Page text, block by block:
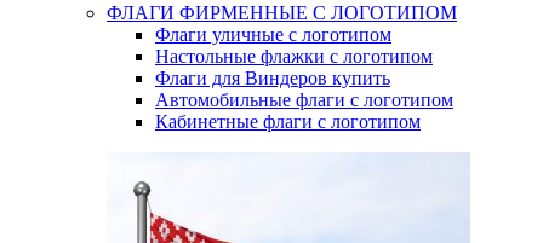
ФЛАГИ ФИРМЕННЫЕ С ЛОГОТИПОМ
Флаги уличные с логотипом
Настольные флажки с логотипом
Флаги для Виндеров купить
Автомобильные флаги с логотипом
Кабинетные флаги с логотипом